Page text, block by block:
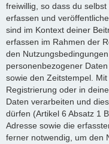
freiwillig, so dass du
erfassen und
sind im Kontext deiner
erfassen im Rahmen der
den
personenbezogener
sowie den Zeitstempel.
Registrierung oder in
Daten verarbeiten und
dürfen (Artikel 6 Absatz 1
Adresse sowie die
ferner notwendig, um den